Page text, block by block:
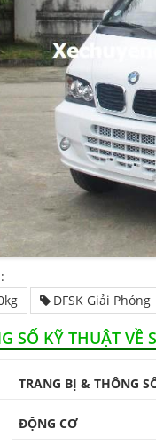
DFSK Giải Phóng
SỐ KỸ THUẬT VỀ
TRANG BỊ & THÔNG
ĐỘNG CƠ